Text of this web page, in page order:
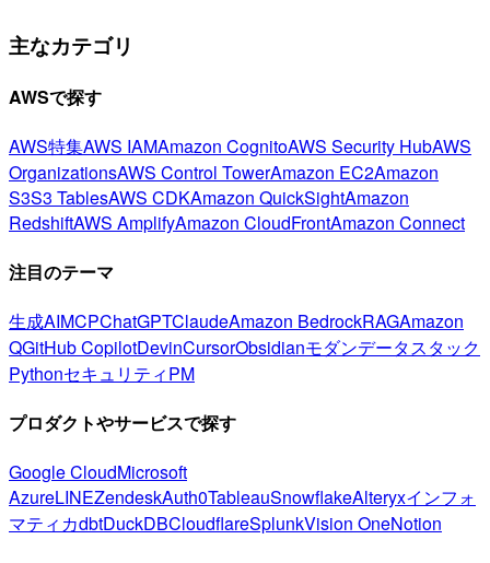
主なカテゴリ
AWSで探す
AWS特集AWS IAMAmazon CognitoAWS Security HubAWS
OrganizationsAWS Control TowerAmazon EC2Amazon
S3S3 TablesAWS CDKAmazon QuickSightAmazon
RedshiftAWS AmplifyAmazon CloudFrontAmazon Connect
注目のテーマ
生成AIMCPChatGPTClaudeAmazon BedrockRAGAmazon
QGitHub CopilotDevinCursorObsidianモダンデータスタック
PythonセキュリティPM
プロダクトやサービスで探す
Google CloudMicrosoft
AzureLINEZendeskAuth0TableauSnowflakeAlteryxインフォ
マティカdbtDuckDBCloudflareSplunkVision OneNotion